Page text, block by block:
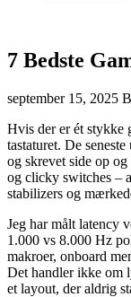
7 Bedste
september 15, 2025
Hvis der er ét stykke
tastaturet. De
og skrevet side op
og clicky switches –
stabilizers og
Jeg har målt latency
1.000 vs 8.000 Hz
makroer, onboard
Det handler ikke om
et layout, der aldrig